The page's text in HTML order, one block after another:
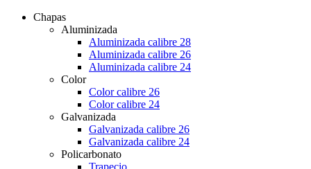
Chapas
Aluminizada
Aluminizada calibre 28
Aluminizada calibre 26
Aluminizada calibre 24
Color
Color calibre 26
Color calibre 24
Galvanizada
Galvanizada calibre 26
Galvanizada calibre 24
Policarbonato
Trapecio